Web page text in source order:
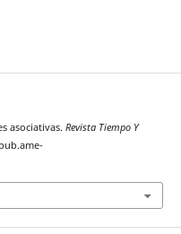
asociativas. Revista Tiempo Y